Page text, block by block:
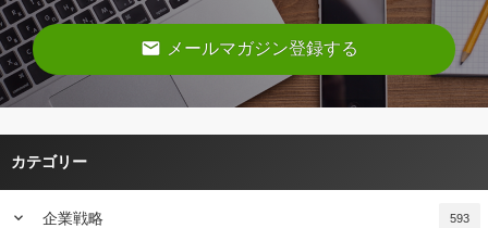
email メールマガジン登録する
カテゴリー
keyboard_arrow_down 企業戦略 593